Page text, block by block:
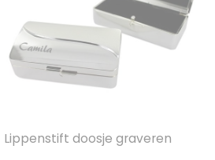
Lippenstift doosje graveren